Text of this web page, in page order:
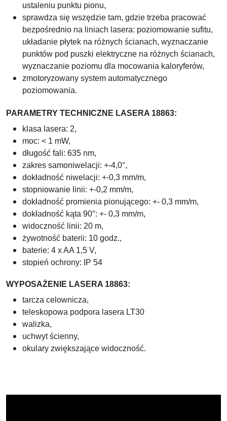
ustaleniu punktu pionu,
sprawdza się wszędzie tam, gdzie trzeba pracować
bezpośrednio na liniach lasera: poziomowanie sufitu,
układanie płytek na różnych ścianach, wyznaczanie
punktów pod puszki elektryczne na różnych ścianach,
wyznaczanie poziomu dla mocowania kaloryferów,
zmotoryzowany system automatycznego
poziomowania.
PARAMETRY TECHNICZNE LASERA 18863:
klasa lasera: 2,
moc: < 1 mW,
długość fali: 635 nm,
zakres samoniwelacji: +-4,0°,
dokładność niwelacji: +-0,3 mm/m,
stopniowanie linii: +-0,2 mm/m,
dokładność promienia pionującego: +- 0,3 mm/m,
dokładność kąta 90°: +- 0,3 mm/m,
widoczność linii: 20 m,
żywotność baterii: 10 godz.,
baterie: 4 x AA 1,5 V,
stopień ochrony: IP 54
WYPOSAŻENIE LASERA 18863:
tarcza celownicza,
teleskopowa podpora lasera LT30
walizka,
uchwyt ścienny,
okulary zwiększające widoczność.